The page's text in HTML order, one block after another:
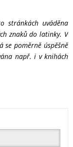
stránkách uváděna
znaků do latinky. V
se poměrně úspěšně
např. i v knihách